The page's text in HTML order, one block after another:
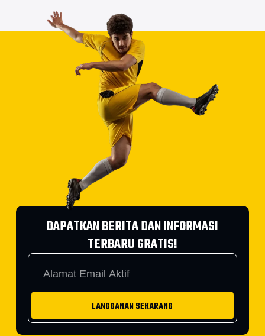
DAPATKAN BERITA DAN INFORMASI
TERBARU GRATIS!
LANGGANAN SEKARANG